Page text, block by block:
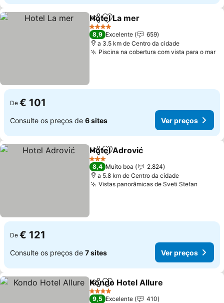
PartilharAdicionar aos favoritos
Hotel La mer
4 Estrelas
8,9 Excelente
659
a 3.5 km de Centro da cidade
Piscina na cobertura com vista para o mar
De € 101
Consulte os preços de 6 sites Ver preços
PartilharAdicionar aos favoritos
Hotel Adrović
3 Estrelas
8,4 Muito boa
2.824
a 5.8 km de Centro da cidade
Vistas panorâmicas de Sveti Stefan
De € 121
Consulte os preços de 7 sites Ver preços
PartilharAdicionar aos favoritos
Kondo Hotel Allure
4 Estrelas
9,5 Excelente
410